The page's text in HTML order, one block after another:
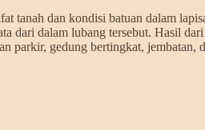
tanah dan kondisi batuan dalam
dari dalam lubang tersebut. Hasil
parkir, gedung bertingkat, jembatan,